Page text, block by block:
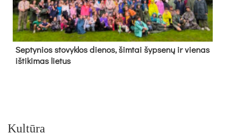
Sep­ty­nios sto­vyk­los die­nos, šim­tai šyp­se­nų ir vie­nas
iš­ti­ki­mas lie­tus
Kultūra